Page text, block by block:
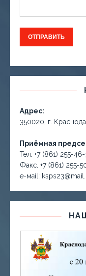
Адрес:
350020, г.
Приёмная
Тел. +7 (861) 255-
Факс. +7 (861) 255-
е-маil: